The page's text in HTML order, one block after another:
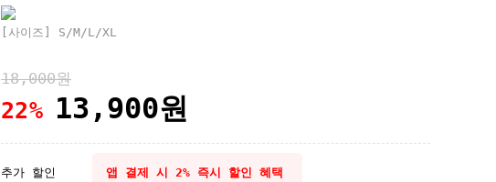
[사이즈] S/M/L/XL
18,000원
22% 13,900원
추가 할인 앱 결제 시 2% 즉시 할인 혜택